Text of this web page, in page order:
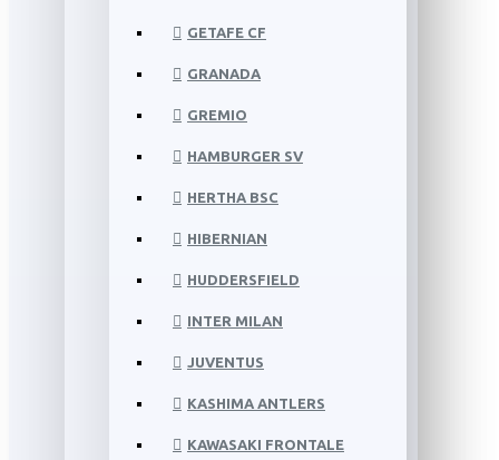
GETAFE CF
GRANADA
GREMIO
HAMBURGER SV
HERTHA BSC
HIBERNIAN
HUDDERSFIELD
INTER MILAN
JUVENTUS
KASHIMA ANTLERS
KAWASAKI FRONTALE